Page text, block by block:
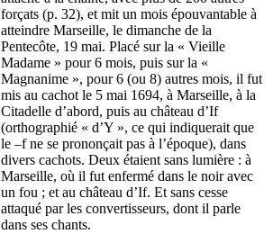
forçats (p. 32), et mit un mois épouvantable à
atteindre Marseille, le dimanche de la
Pentecôte, 19 mai. Placé sur la « Vieille
Madame » pour 6 mois, puis sur la «
Magnanime », pour 6 (ou 8) autres mois, il fut
mis au cachot le 5 mai 1694, à Marseille, à la
Citadelle d’abord, puis au château d’If
(orthographié « d’Y », ce qui indiquerait que
le –f ne se prononçait pas à l’époque), dans
divers cachots. Deux étaient sans lumière : à
Marseille, où il fut enfermé dans le noir avec
un fou ; et au château d’If. Et sans cesse
attaqué par les convertisseurs, dont il parle
dans ses chants.